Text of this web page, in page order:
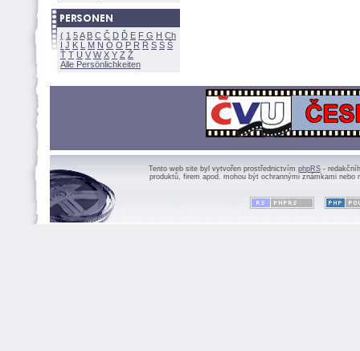
( 1 5A B C Č D Ď E F G H Ch
I J K L M N Ó O P R Ř S Ś
Ť T U V W X Y Z
Alle Persönlichkeiten
Tento web site byl vytvořen prostřednictvím phpRS -
produktů, firem apod. mohou být ochrannými známkami